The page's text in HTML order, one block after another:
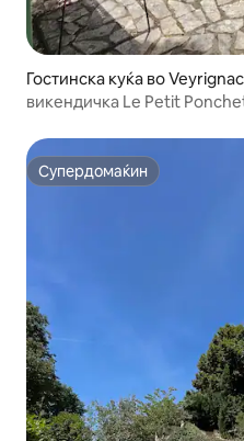
Гостинска куќа во Veyrignac
викендичка Le Petit
Супердомаќин
Супердомаќин